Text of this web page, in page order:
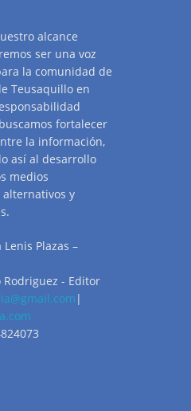
alcance
ser una voz
la comunidad de
Teusaquillo en
fortalecer
la información,
así al desarrollo
medios
y
Plazas –
Rodriguez - Editor
|